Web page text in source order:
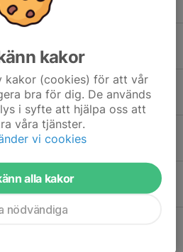
på BSK 13 Juni
på Norrplant 26 maj
7/6
kakor
kakor (cookies) för att vår
bra för dig. De används
i syfte att hjälpa oss att
våra tjänster.
vi cookies
alla kakor
nödvändiga